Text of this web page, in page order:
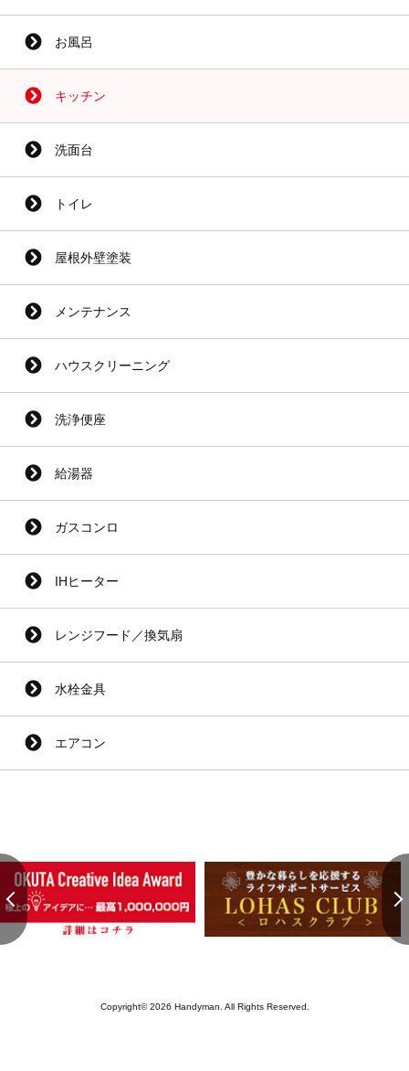
お風呂
キッチン
洗面台
トイレ
屋根外壁塗装
メンテナンス
ハウスクリーニング
洗浄便座
給湯器
ガスコンロ
IHヒーター
レンジフード／換気扇
水栓金具
エアコン
Copyright© 2026 Handyman. All Rights Reserved.